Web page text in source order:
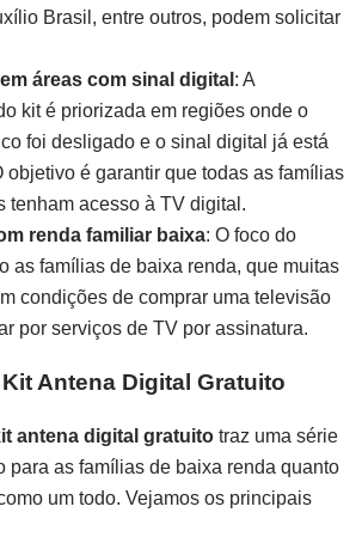
Brasil, entre outros, podem solicitar
áreas com sinal digital : A
kit é priorizada em regiões onde o
foi desligado e o sinal digital já está
objetivo é garantir que todas as famílias
tenham acesso à TV digital.
renda familiar baixa: O foco do
as famílias de baixa renda, que muitas
condições de comprar uma televisão
por serviços de TV por assinatura.
Antena Digital Gratuito
antena digital gratuito traz uma série
para as famílias de baixa renda quanto
um todo. Vejamos os principais